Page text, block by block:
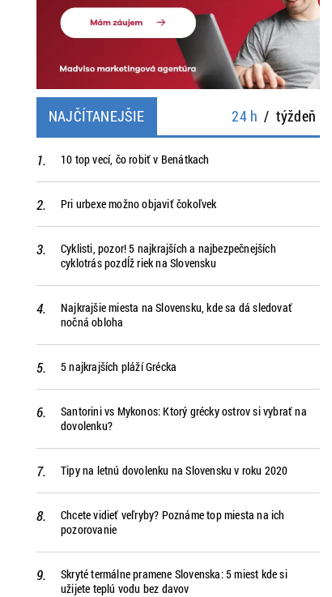
NAJČÍTANEJŠIE 24 h / týždeň
10 top vecí, čo robiť v Benátkach
Pri urbexe možno objaviť čokoľvek
Cyklisti, pozor! 5 najkrajších a najbezpečnejších
cyklotrás pozdĺž riek na Slovensku
Najkrajšie miesta na Slovensku, kde sa dá sledovať
nočná obloha
5 najkrajších pláží Grécka
Santorini vs Mykonos: Ktorý grécky ostrov si vybrať na
dovolenku?
Tipy na letnú dovolenku na Slovensku v roku 2020
Chcete vidieť veľryby? Poznáme top miesta na ich
pozorovanie
Skryté termálne pramene Slovenska: 5 miest kde si
užijete teplú vodu bez davov